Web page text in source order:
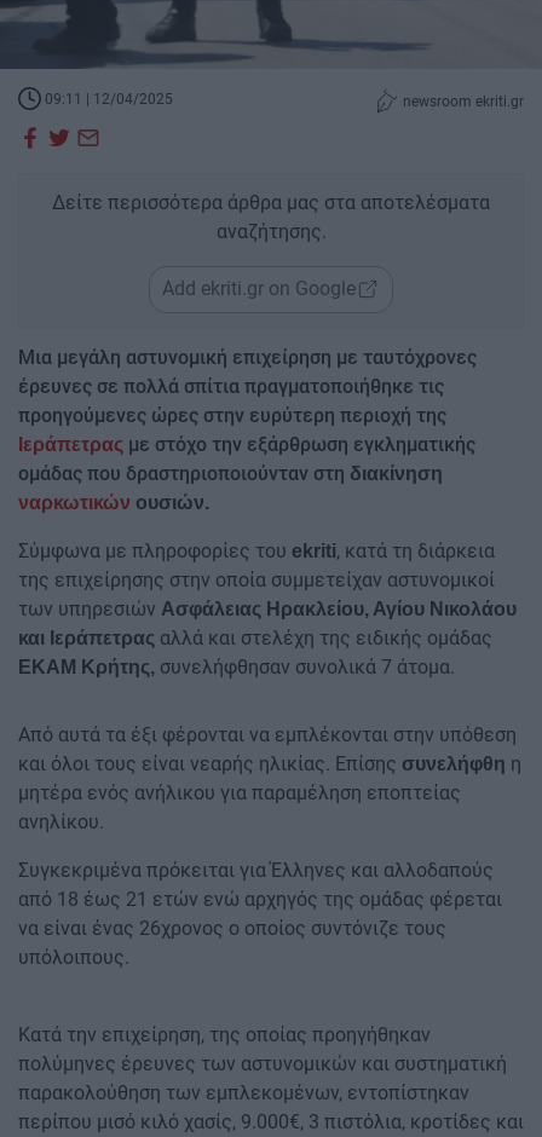
09:11 | 12/04/2025 newsroom ekriti.gr
Δείτε περισσότερα άρθρα μας στα αποτελέσματα
αναζήτησης.
Add ekriti.gr on Google
Μια μεγάλη αστυνομική επιχείρηση με ταυτόχρονες
έρευνες σε πολλά σπίτια πραγματοποιήθηκε τις
προηγούμενες ώρες στην ευρύτερη περιοχή της
Ιεράπετρας με στόχο την εξάρθρωση εγκληματικής
ομάδας που δραστηριοποιούνταν στη διακίνηση
ναρκωτικών ουσιών.
Σύμφωνα με πληροφορίες του ekriti, κατά τη διάρκεια
της επιχείρησης στην οποία συμμετείχαν αστυνομικοί
των υπηρεσιών Ασφάλειας Ηρακλείου, Αγίου Νικολάου
και Ιεράπετρας αλλά και στελέχη της ειδικής ομάδας
ΕΚΑΜ Κρήτης, συνελήφθησαν συνολικά 7 άτομα.
Από αυτά τα έξι φέρονται να εμπλέκονται στην υπόθεση
και όλοι τους είναι νεαρής ηλικίας. Επίσης συνελήφθη η
μητέρα ενός ανήλικου για παραμέληση εποπτείας
ανηλίκου.
Συγκεκριμένα πρόκειται για Έλληνες και αλλοδαπούς
από 18 έως 21 ετών ενώ αρχηγός της ομάδας φέρεται
να είναι ένας 26χρονος ο οποίος συντόνιζε τους
υπόλοιπους.
Κατά την επιχείρηση, της οποίας προηγήθηκαν
πολύμηνες έρευνες των αστυνομικών και συστηματική
παρακολούθηση των εμπλεκομένων, εντοπίστηκαν
περίπου μισό κιλό χασίς, 9.000€, 3 πιστόλια, κροτίδες και